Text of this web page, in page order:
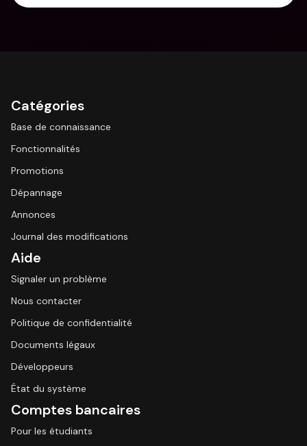
Catégories
Base de connaissance
Fonctionnalités
Promotions
Dépannage
Annonces
Journal des modifications
Aide
Signaler un problème
Nous contacter
Politique de confidentialité
Documents légaux
Développeurs
État du système
Comptes bancaires
Pour les étudiants